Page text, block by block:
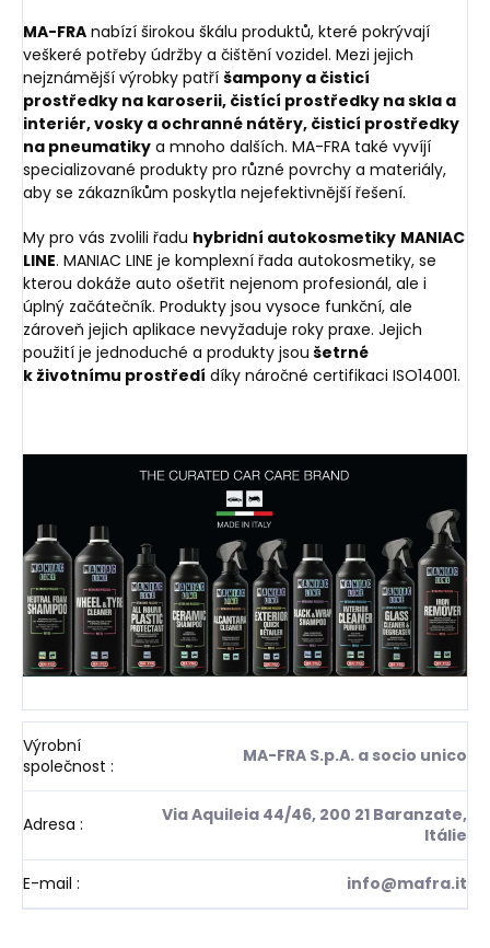
MA-FRA nabízí širokou škálu produktů, které pokrývají
veškeré potřeby údržby a čištění vozidel. Mezi jejich
nejznámější výrobky patří šampony a čisticí
prostředky na karoserii, čistící prostředky na skla a
interiér, vosky a ochranné nátěry, čisticí prostředky
na pneumatiky a mnoho dalších. MA-FRA také vyvíjí
specializované produkty pro různé povrchy a materiály,
aby se zákazníkům poskytla nejefektivnější řešení.
My pro vás zvolili řadu hybridní autokosmetiky MANIAC
LINE. MANIAC LINE je komplexní řada autokosmetiky, se
kterou dokáže auto ošetřit nejenom profesionál, ale i
úplný začátečník. Produkty jsou vysoce funkční, ale
zároveň jejich aplikace nevyžaduje roky praxe. Jejich
použití je jednoduché a produkty jsou šetrné
k životnímu prostředí díky náročné certifikaci ISO14001.
Výrobní
společnost : MA-FRA S.p.A. a socio unico
Adresa :
Via Aquileia 44/46, 200 21 Baranzate,
Itálie
E-mail : info@mafra.it